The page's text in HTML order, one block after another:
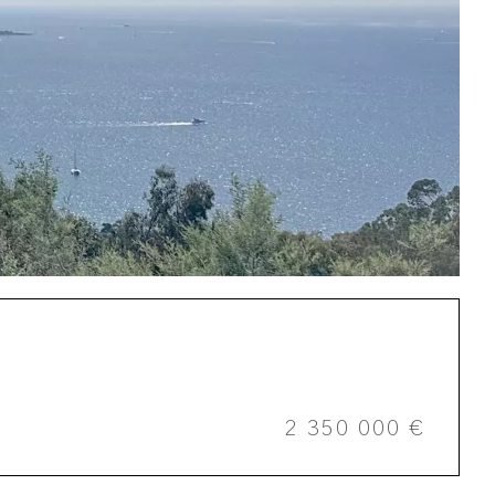
2 350 000 €